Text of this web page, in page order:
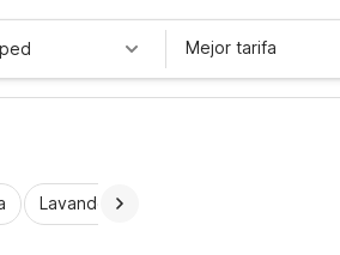
Mejor tarifa
Lavandería automática